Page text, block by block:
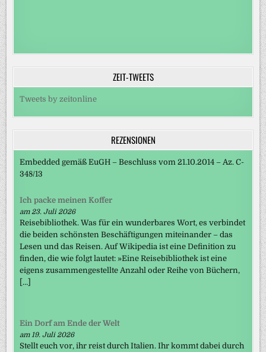
ZEIT-TWEETS
Tweets by zeitonline
REZENSIONEN
Embedded gemäß EuGH – Beschluss vom 21.10.2014 – Az. C-
348/13
Ich packe meinen Koffer
am 23. Juli 2026
Reisebibliothek. Was für ein wunderbares Wort, es verbindet
die beiden schönsten Beschäftigungen miteinander – das
Lesen und das Reisen. Auf Wikipedia ist eine Definition zu
finden, die wie folgt lautet: »Eine Reisebibliothek ist eine
eigens zusammengestellte Anzahl oder Reihe von Büchern,
[…]
Ein Dorf am Ende der Welt
am 19. Juli 2026
Stellt euch vor, ihr reist durch Italien. Ihr kommt dabei durch